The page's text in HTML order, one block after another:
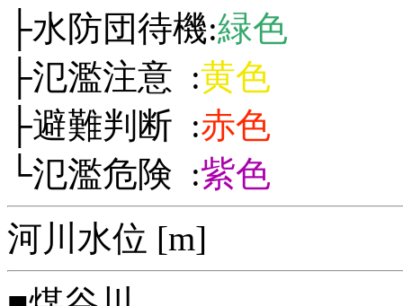
├水防団待機:緑色
├氾濫注意 :黄色
├避難判断 :赤色
└氾濫危険 :紫色
河川水位 [m]